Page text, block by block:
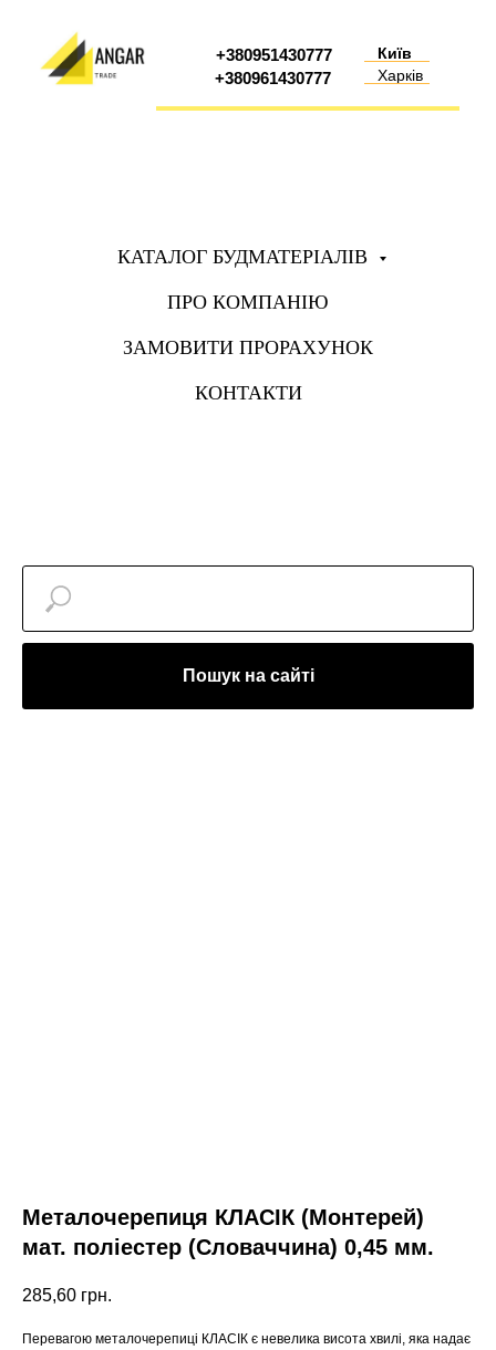
+380961430777
+380951430777
Київ
Харків
КАТАЛОГ БУДМАТЕРІАЛІВ
ПРО КОМПАНІЮ
ЗАМОВИТИ ПРОРАХУНОК
КОНТАКТИ
Пошук на сайті
Металочерепиця КЛАСІК (Монтерей)
мат. поліестер (Словаччина) 0,45 мм.
285,60 грн.
Перевагою металочерепиці КЛАСІК є невелика висота хвилі, яка надає